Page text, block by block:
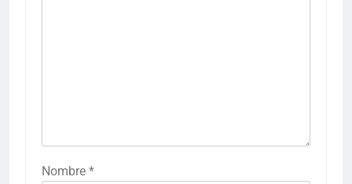
Nombre *